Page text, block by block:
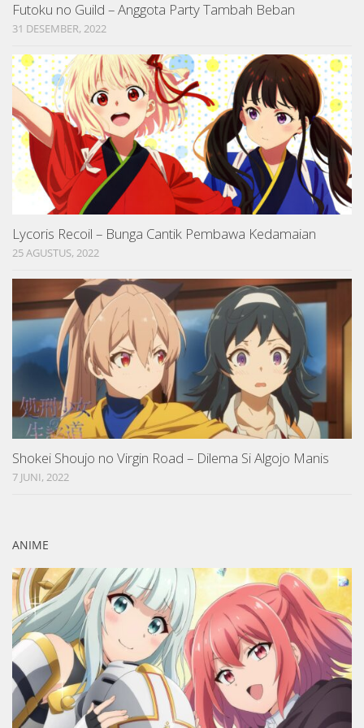
Futoku no Guild – Anggota Party Tambah Beban
31 DESEMBER, 2022
Lycoris Recoil – Bunga Cantik Pembawa Kedamaian
25 AGUSTUS, 2022
Shokei Shoujo no Virgin Road – Dilema Si Algojo Manis
7 JUNI, 2022
ANIME